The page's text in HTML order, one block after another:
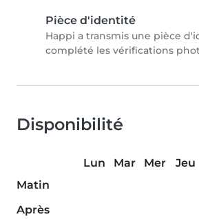
Pièce d'identité
Happi a transmis une pièce
complété les vérifications
Disponibilité
Lun Mar Mer Jeu
Matin
Après